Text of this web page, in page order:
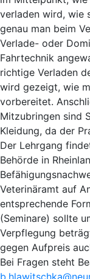
verladen wird, wie
genau man beim
Verlade- oder
Fahrtechnik
richtige Verladen
wird gezeigt, wie
vorbereitet.
Mitzubringen sind
Kleidung, da der
Der Lehrgang
Behörde in
Veterinäramt auf
entsprechende
(Seminare) sollte
Verpflegung
gegen Aufpreis
Bei Fragen steht